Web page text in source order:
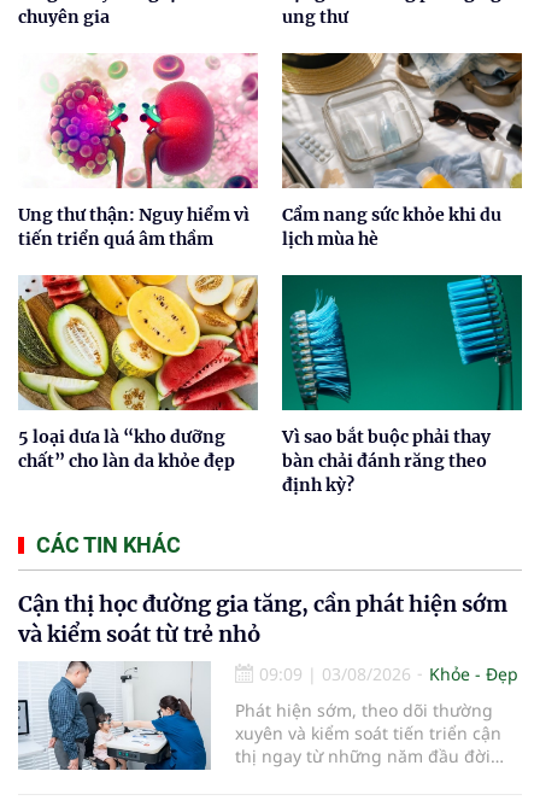
chuyên gia
ung thư
Ung thư thận: Nguy hiểm vì
tiến triển quá âm thầm
Cẩm nang sức khỏe khi du
lịch mùa hè
5 loại dưa là “kho dưỡng
chất” cho làn da khỏe đẹp
Vì sao bắt buộc phải thay
bàn chải đánh răng theo
định kỳ?
CÁC TIN KHÁC
Cận thị học đường gia tăng, cần phát hiện sớm
và kiểm soát từ trẻ nhỏ
09:09 | 03/08/2026
Khỏe - Đẹp
Phát hiện sớm, theo dõi thường
xuyên và kiểm soát tiến triển cận
thị ngay từ những năm đầu đời